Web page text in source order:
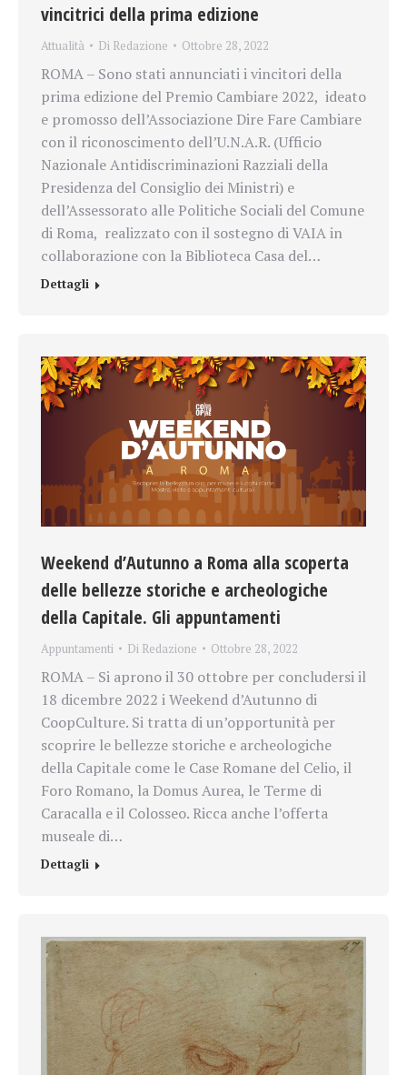
vincitrici della prima edizione
Attualità Di Redazione Ottobre 28, 2022
ROMA – Sono stati annunciati i vincitori della
prima edizione del Premio Cambiare 2022, ideato
e promosso dell’Associazione Dire Fare Cambiare
con il riconoscimento dell’U.N.A.R. (Ufficio
Nazionale Antidiscriminazioni Razziali della
Presidenza del Consiglio dei Ministri) e
dell’Assessorato alle Politiche Sociali del Comune
di Roma, realizzato con il sostegno di VAIA in
collaborazione con la Biblioteca Casa del…
Dettagli
Weekend d’Autunno a Roma alla scoperta
delle bellezze storiche e archeologiche
della Capitale. Gli appuntamenti
Appuntamenti Di Redazione Ottobre 28, 2022
ROMA – Si aprono il 30 ottobre per concludersi il
18 dicembre 2022 i Weekend d’Autunno di
CoopCulture. Si tratta di un’opportunità per
scoprire le bellezze storiche e archeologiche
della Capitale come le Case Romane del Celio, il
Foro Romano, la Domus Aurea, le Terme di
Caracalla e il Colosseo. Ricca anche l’offerta
museale di…
Dettagli